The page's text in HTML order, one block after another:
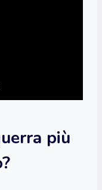
più